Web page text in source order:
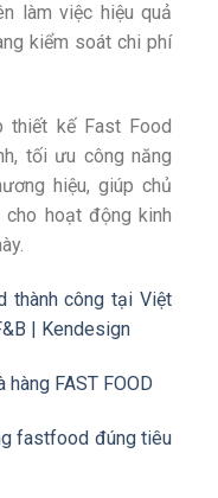
làm việc hiệu quả
kiểm soát chi phí
thiết kế Fast Food
tối ưu công năng
hiệu, giúp chủ
hoạt động kinh
thành công tại Việt
| Kendesign
hàng FAST FOOD
fastfood đúng tiêu